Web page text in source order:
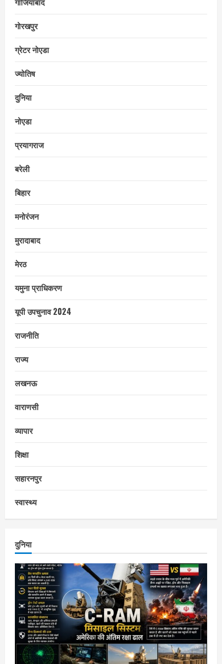
गोरखपुर
ग्रेटर नोएडा
ज्योतिष
दुनिया
नोएडा
प्रयागराज
बरेली
बिहार
मनोरंजन
मुरादाबाद
मेरठ
यमुना प्राधिकरण
यूपी उपचुनाव 2024
राजनीति
राज्य
लखनऊ
वाराणसी
व्यापार
शिक्षा
सहारनपुर
स्वास्थ्य
दुनिया